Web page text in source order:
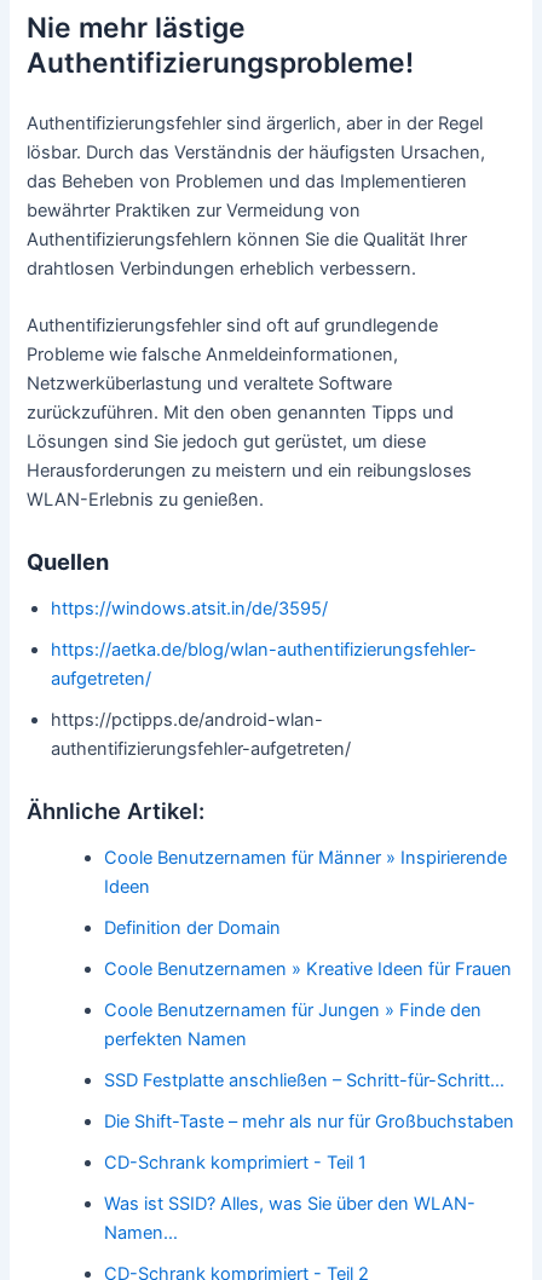
Nie mehr lästige
Authentifizierungsprobleme!
Authentifizierungsfehler sind ärgerlich, aber in der Regel
lösbar. Durch das Verständnis der häufigsten Ursachen,
das Beheben von Problemen und das Implementieren
bewährter Praktiken zur Vermeidung von
Authentifizierungsfehlern können Sie die Qualität Ihrer
drahtlosen Verbindungen erheblich verbessern.
Authentifizierungsfehler sind oft auf grundlegende
Probleme wie falsche Anmeldeinformationen,
Netzwerküberlastung und veraltete Software
zurückzuführen. Mit den oben genannten Tipps und
Lösungen sind Sie jedoch gut gerüstet, um diese
Herausforderungen zu meistern und ein reibungsloses
WLAN-Erlebnis zu genießen.
Quellen
https://windows.atsit.in/de/3595/
https://aetka.de/blog/wlan-authentifizierungsfehler-
aufgetreten/
https://pctipps.de/android-wlan-
authentifizierungsfehler-aufgetreten/
Ähnliche Artikel:
Coole Benutzernamen für Männer » Inspirierende
Ideen
Definition der Domain
Coole Benutzernamen » Kreative Ideen für Frauen
Coole Benutzernamen für Jungen » Finde den
perfekten Namen
SSD Festplatte anschließen – Schritt-für-Schritt…
Die Shift-Taste – mehr als nur für Großbuchstaben
CD-Schrank komprimiert - Teil 1
Was ist SSID? Alles, was Sie über den WLAN-
Namen…
CD-Schrank komprimiert - Teil 2